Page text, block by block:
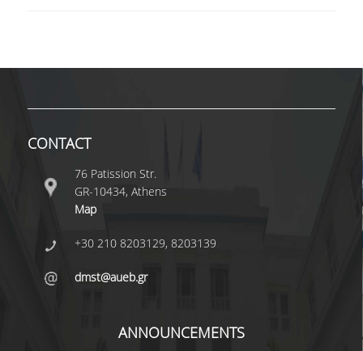
POSTGRADUATE PROGRAMS
PHD CANDIDATES
CONTACT
76 Patission Str.
GR-10434, Athens
Map
+30 210 8203129, 8203139
dmst@aueb.gr
ANNOUNCEMENTS